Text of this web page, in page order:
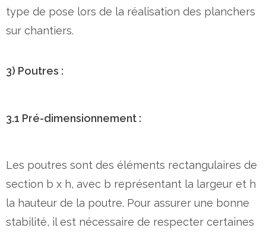
type de pose lors de la réalisation des planchers
sur chantiers.
3) Poutres :
3.1 Pré-dimensionnement :
Les poutres sont des éléments rectangulaires de
section b x h, avec b représentant la largeur et h
la hauteur de la poutre. Pour assurer une bonne
stabilité, il est nécessaire de respecter certaines